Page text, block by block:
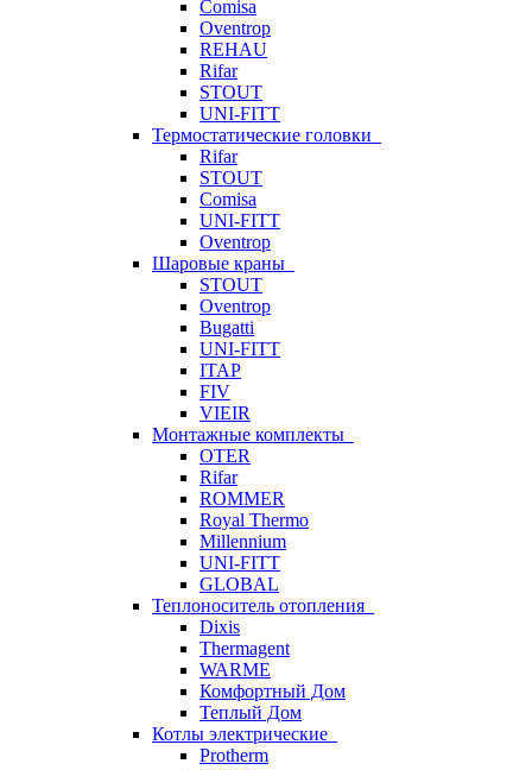
Comisa
Oventrop
REHAU
Rifar
STOUT
UNI-FITT
Термостатические головки
Rifar
STOUT
Comisa
UNI-FITT
Oventrop
Шаровые краны
STOUT
Oventrop
Bugatti
UNI-FITT
ITAP
FIV
VIEIR
Монтажные комплекты
OTER
Rifar
ROMMER
Royal Thermo
Millennium
UNI-FITT
GLOBAL
Теплоноситель отопления
Dixis
Thermagent
WARME
Комфортный Дом
Теплый Дом
Котлы электрические
Protherm